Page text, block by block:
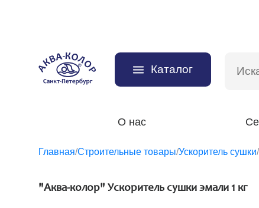
Каталог
О нас
Главная/Строительные товары/Ускоритель сушки/
"Аква-колор" Ускоритель сушки эмали 1 кг